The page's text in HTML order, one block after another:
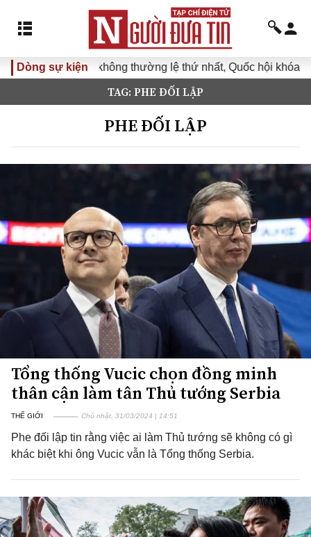
Dòng sự kiện
Kỳ họp không thường lệ thứ nhất, Quốc hội khóa XVI
TAG: PHE ĐỐI LẬP
PHE ĐỐI LẬP
Tổng thống Vucic chọn đồng minh
thân cận làm tân Thủ tướng Serbia
THẾ GIỚI Chủ nhật, 31/03/2024 | 14:51
Phe đối lập tin rằng việc ai làm Thủ tướng sẽ không có gì
khác biệt khi ông Vucic vẫn là Tổng thống Serbia.